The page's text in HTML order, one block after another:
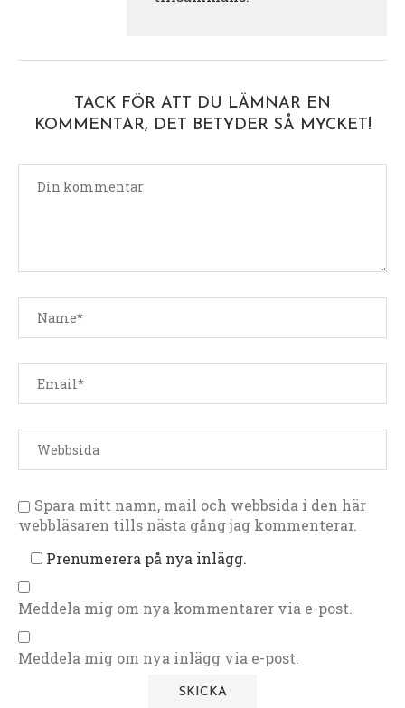
TACK FÖR ATT DU LÄMNAR EN
KOMMENTAR, DET BETYDER SÅ MYCKET!
Spara mitt namn, mail och webbsida i den här
webbläsaren tills nästa gång jag kommenterar.
Prenumerera på nya inlägg.
Meddela mig om nya kommentarer via e-post.
Meddela mig om nya inlägg via e-post.